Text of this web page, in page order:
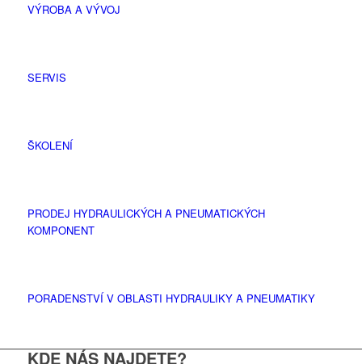
VÝROBA A VÝVOJ
SERVIS
ŠKOLENÍ
PRODEJ HYDRAULICKÝCH A PNEUMATICKÝCH
KOMPONENT
PORADENSTVÍ V OBLASTI HYDRAULIKY A PNEUMATIKY
KDE NÁS NAJDETE?